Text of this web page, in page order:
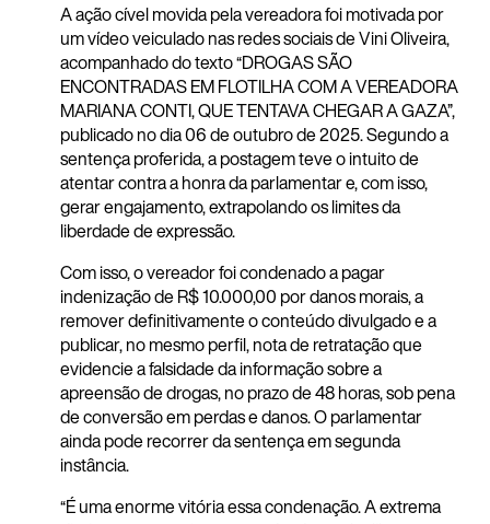
A ação cível movida pela vereadora foi motivada por
um vídeo veiculado nas redes sociais de Vini Oliveira,
acompanhado do texto “DROGAS SÃO
ENCONTRADAS EM FLOTILHA COM A VEREADORA
MARIANA CONTI, QUE TENTAVA CHEGAR A GAZA”,
publicado no dia 06 de outubro de 2025. Segundo a
sentença proferida, a postagem teve o intuito de
atentar contra a honra da parlamentar e, com isso,
gerar engajamento, extrapolando os limites da
liberdade de expressão.
Com isso, o vereador foi condenado a pagar
indenização de R$ 10.000,00 por danos morais, a
remover definitivamente o conteúdo divulgado e a
publicar, no mesmo perfil, nota de retratação que
evidencie a falsidade da informação sobre a
apreensão de drogas, no prazo de 48 horas, sob pena
de conversão em perdas e danos. O parlamentar
ainda pode recorrer da sentença em segunda
instância.
“É uma enorme vitória essa condenação. A extrema